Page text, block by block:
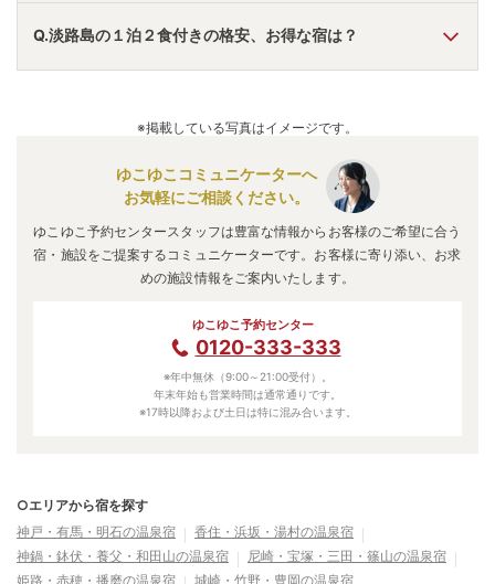
A.「グランドメルキュール淡路島リゾート＆スパ
淡路
インターナショナルホテル ザ・サンプラザ」
ル 淡路島」などの旅館・ホテルがおすすめの宿泊先です。
Q.淡路島の１泊２食付きの格安、お得な宿は？
館・ホテルがお得な価格で泊まれる宿泊先です。
※掲載している写真はイメージです。
ゆこゆこコミュニケーターへ
お気軽にご相談ください。
ゆこゆこ予約センタースタッフは豊富な情報からお客様のご希望に合う
宿・施設をご提案するコミュニケーターです。お客様に寄り添い、お求
めの施設情報をご案内いたします。
ゆこゆこ予約センター
0120-333-333
※年中無休（9:00～21:00受付）。
年末年始も営業時間は通常通りです。
※17時以降および土日は特に混み合います。
○エリアから宿を探す
神戸・有馬・明石の温泉宿
香住・浜坂・湯村の温泉宿
神鍋・鉢伏・養父・和田山の温泉宿
尼崎・宝塚・三田・篠山の温泉宿
姫路・赤穂・播磨の温泉宿
城崎・竹野・豊岡の温泉宿